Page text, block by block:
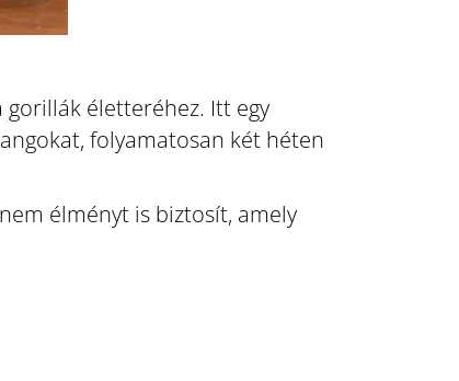
gorillák életteréhez. Itt egy
folyamatosan két héten
élményt is biztosít, amely